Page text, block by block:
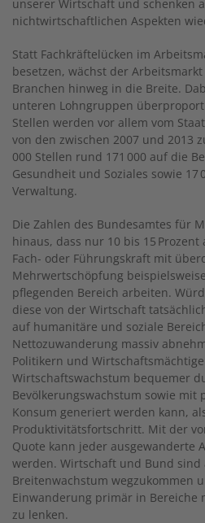
unserer Wirtschaft und schenken
nichtwirtschaftlichen Aspekten
Statt Fachkräftelücken im
besetzen, wächst der
Branchen hinweg in die Breite.
unteren Lohngruppen
Stellen werden vor allem vom
von den zwischen 2007 und 2013
000 Stellen rund 171 000 auf die
Gesundheit und Soziales sowie 17
Verwaltung.
Die Zahlen des Bundesamtes für
hinaus, dass nur 10 bis 15
Fach- oder Führungskraft mit
Mehrwertschöpfung
pflegenden Bereich arbeiten.
diese von der Wirtschaft
auf humanitäre und soziale
Nettozuwanderung massiv
Politikern und
Wirtschaftswachstum bequemer
Bevölkerungswachstum sowie mit
Konsum generiert werden kann,
Produktivitätsfortschritt. Mit der
Quote kann jeder ausgewanderte
werden. Wirtschaft und Bund sind
Breitenwachstum wegzukommen
Einwanderung primär in Bereiche
zu lenken.